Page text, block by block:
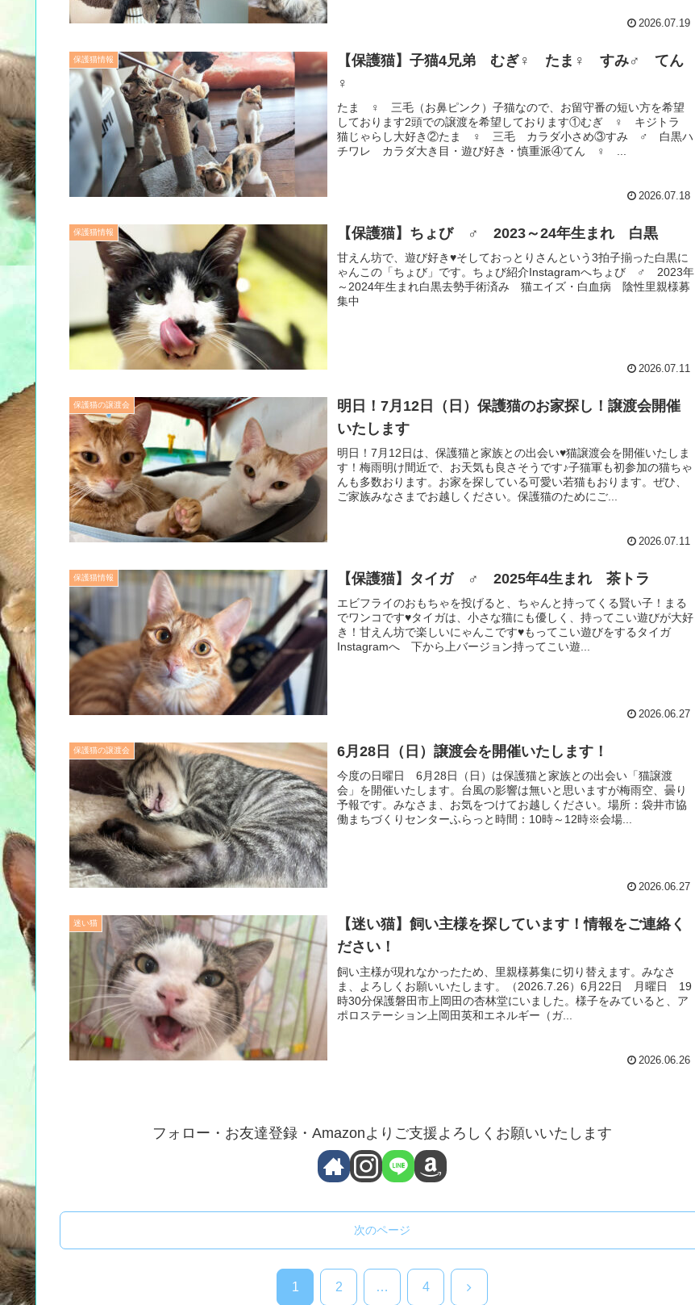
2026.07.19
保護猫情報
【保護猫】子猫4兄弟 むぎ♀ たま♀ すみ♂ てん
♀
たま ♀ 三毛（お鼻ピンク）子猫なので、お留守番の短い方を希望
しております2頭での譲渡を希望しております①むぎ ♀ キジトラ
猫じゃらし大好き②たま ♀ 三毛 カラダ小さめ③すみ ♂ 白黒ハ
チワレ カラダ大き目・遊び好き・慎重派④てん ♀ ...
2026.07.18
保護猫情報 【保護猫】ちょび ♂ 2023～24年生まれ 白黒
甘えん坊で、遊び好き♥そしておっとりさんという3拍子揃った白黒に
ゃんこの「ちょび」です。ちょび紹介Instagramへちょび ♂ 2023年
～2024年生まれ白黒去勢手術済み 猫エイズ・白血病 陰性里親様募
集中
2026.07.11
保護猫の譲渡会
明日！7月12日（日）保護猫のお家探し！譲渡会開催
いたします
明日！7月12日は、保護猫と家族との出会い♥猫譲渡会を開催いたしま
す！梅雨明け間近で、お天気も良さそうです♪子猫軍も初参加の猫ちゃ
んも多数おります。お家を探している可愛い若猫もおります。ぜひ、
ご家族みなさまでお越しください。保護猫のためにご...
2026.07.11
保護猫情報 【保護猫】タイガ ♂ 2025年4生まれ 茶トラ
エビフライのおもちゃを投げると、ちゃんと持ってくる賢い子！まる
でワンコです♥タイガは、小さな猫にも優しく、持ってこい遊びが大好
き！甘えん坊で楽しいにゃんこです♥もってこい遊びをするタイガ
Instagramへ 下から上バージョン持ってこい遊...
2026.06.27
保護猫の譲渡会 6月28日（日）譲渡会を開催いたします！
今度の日曜日 6月28日（日）は保護猫と家族との出会い「猫譲渡
会」を開催いたします。台風の影響は無いと思いますが梅雨空、曇り
予報です。みなさま、お気をつけてお越しください。場所：袋井市協
働まちづくりセンターふらっと時間：10時～12時※会場...
2026.06.27
迷い猫
【迷い猫】飼い主様を探しています！情報をご連絡く
ださい！
飼い主様が現れなかったため、里親様募集に切り替えます。みなさ
ま、よろしくお願いいたします。（2026.7.26）6月22日 月曜日 19
時30分保護磐田市上岡田の杏林堂にいました。様子をみていると、ア
ポロステーション上岡田英和エネルギー（ガ...
2026.06.26
フォロー・お友達登録・Amazonよりご支援よろしくお願いいたします
次のページ
1 2 … 4 次